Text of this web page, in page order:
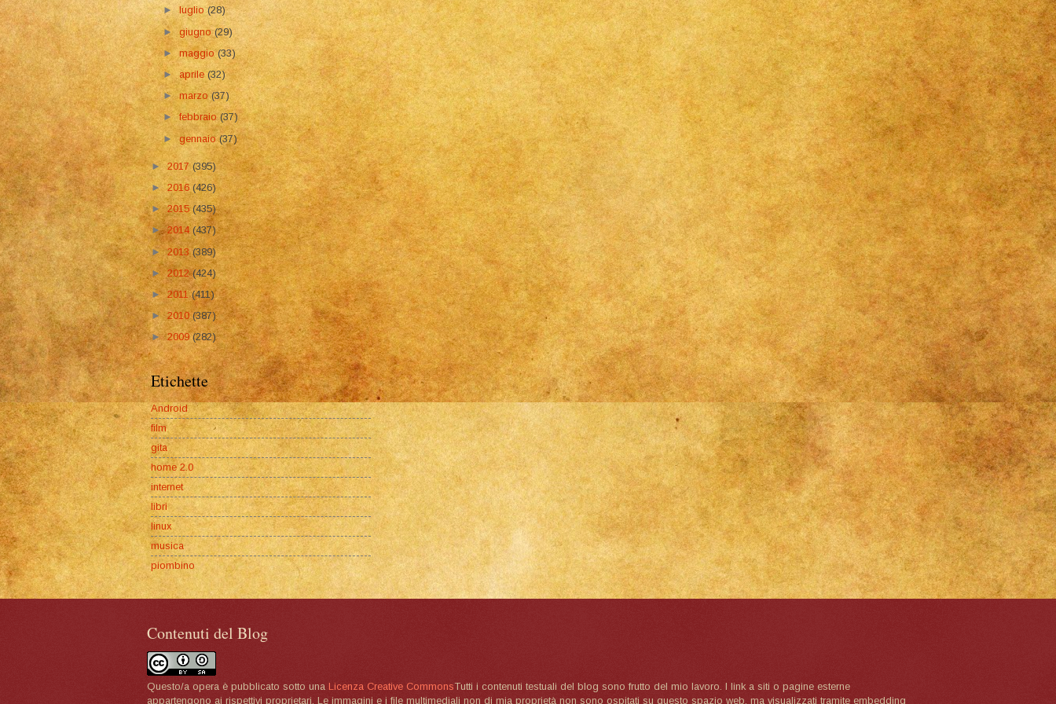
►luglio(28)
►giugno(29)
►maggio(33)
►aprile(32)
►marzo(37)
►febbraio(37)
►gennaio(37)
►2017(395)
►2016 (426)
►2015(435)
►2014(437)
►2013(389)
►2012(424)
►2011(411)
►2010(387)
►2009(282)
Etichette
Android
film
gita
home 2.0
internet
libri
linux
musica
piombino
Contenuti del Blog
Questo/a opera è pubblicato sotto una Licenza Creative CommonsTutti i contenuti testuali del blog sono frutto del mio lavoro. I link a siti o pagine esterne
appartengono ai rispettivi proprietari. Le immagini e i file multimediali non di mia proprietà non sono ospitati su questo spazio web, ma visualizzati tramite embedding